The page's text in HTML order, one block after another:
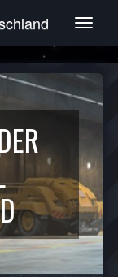
T
g
e
v
g
a
t
i
o
n